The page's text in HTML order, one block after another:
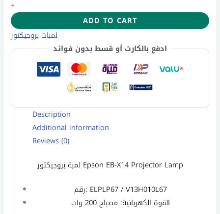
+
ADD TO CART
لمبات بروجيكتور
ادفع بالكارت أو قسط بدون فوائد
Description
Additional information
Reviews (0)
لمبة بروجيكتور Epson EB-X14 Projector Lamp
رقم: ELPLP67 / V13H010L67
القوة الكهربائية: مصباح 200 وات